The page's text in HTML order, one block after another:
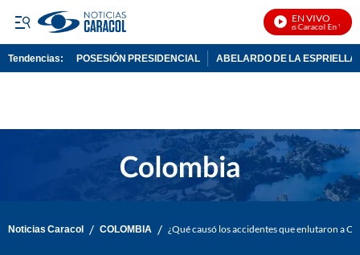
EN VIVO
Noticias Caracol En Vivo
Tendencias: POSESIÓN PRESIDENCIAL ABELARDO DE LA ESPRIELLA
Noticias Caracol / COLOMBIA / ¿Qué causó los accidentes que enlutaron a